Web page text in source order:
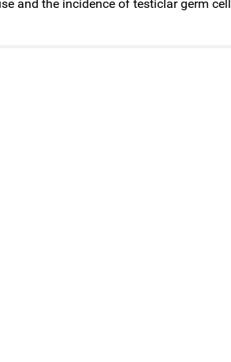
and the incidence of testiclar germ cell